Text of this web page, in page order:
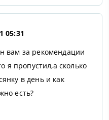
05:31
вам за рекомендации
я пропустил,а сколько
в день и как
есть?